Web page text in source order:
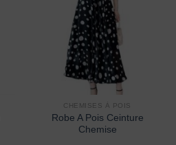
CHEMISES À POIS
Robe A Pois Ceinture
Chemise